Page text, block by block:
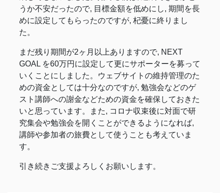
うか不安だったので, 目標金額を低めにし, 期間を長
めに設定してもらったのですが, 杞憂に終りまし
た。
まだ残り期間が2ヶ月以上ありますので, NEXT
GOAL を60万円に設定して更にサポーターを募って
いくことにしました。ウェブサイトの維持管理のた
めの資金としては十分なのですが, 勉強会などのゲ
スト講師への謝金などための資金を確保しておきた
いと思っています。また, コロナ収束後に対面で研
究集会や勉強会を開くことができるようになれば,
講師や参加者の旅費として使うことも考えていま
す。
引き続きご支援よろしくお願いします。